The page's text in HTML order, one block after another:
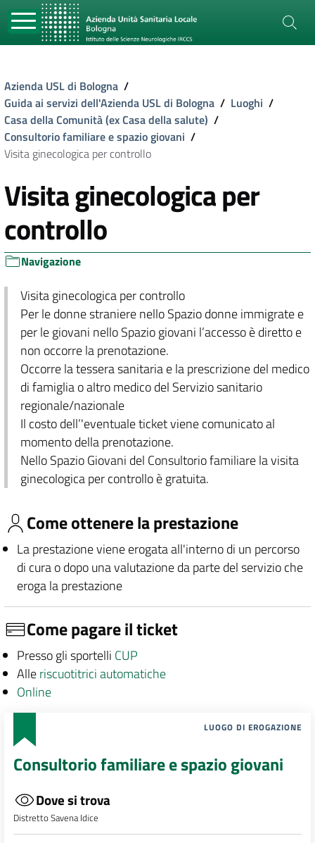
Azienda USL di Bologna /
Guida ai servizi dell'Azienda USL di Bologna / Luoghi /
Casa della Comunità (ex Casa della salute) /
Consultorio familiare e spazio giovani /
Visita ginecologica per controllo
Visita ginecologica per
controllo
Navigazione
Visita ginecologica per controllo
Per le donne straniere nello Spazio donne immigrate e
per le giovani nello Spazio giovani l’accesso è diretto e
non occorre la prenotazione.
Occorre la tessera sanitaria e la prescrizione del medico
di famiglia o altro medico del Servizio sanitario
regionale/nazionale
Il costo dell’'eventuale ticket viene comunicato al
momento della prenotazione.
Nello Spazio Giovani del Consultorio familiare la visita
ginecologica per controllo è gratuita.
Come ottenere la prestazione
La prestazione viene erogata all'interno di un percorso
di cura o dopo una valutazione da parte del servizio che
eroga la prestazione
Come pagare il ticket
Presso gli sportelli CUP
Alleriscuotitrici automatiche
Online
LUOGO DI EROGAZIONE
Consultorio familiare e spazio giovani
Dove si trova
Distretto Savena Idice